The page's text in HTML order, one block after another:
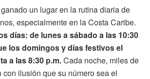
un lugar en la rutina diaria de
especialmente en la Costa Caribe.
días: de lunes a sábado a las 10:30
los domingos y días festivos el
a las 8:30 p.m.Cada noche, miles de
con ilusión que su número sea el